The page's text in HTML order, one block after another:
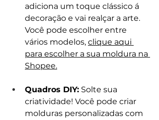
adiciona um toque clássico á
decoração e vai realçar a arte.
Você pode escolher entre
vários modelos, clique aqui
para escolher a sua moldura na
Shopee.
Quadros DIY: Solte sua
criatividade! Você pode criar
molduras personalizadas com